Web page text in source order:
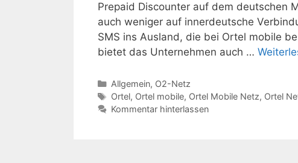
Prepaid Discounter auf dem deutschen
auch weniger auf innerdeutsche
SMS ins Ausland, die bei Ortel mobile
bietet das Unternehmen auch …
Kategorien
Allgemein, O2-Netz
Schlagwörter
Ortel, Ortel mobile, Ortel Mobile Netz, Ortel
Kommentar hinterlassen